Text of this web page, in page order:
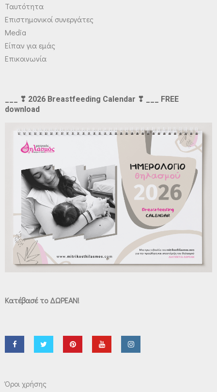
Ταυτότητα
Επιστημονικοί συνεργάτες
Media
Είπαν για εμάς
Επικοινωνία
___ ❣ 2026 Breastfeeding Calendar ❣ ___ FREE
download
Κατέβασέ το ΔΩΡΕΑΝ!
Όροι χρήσης